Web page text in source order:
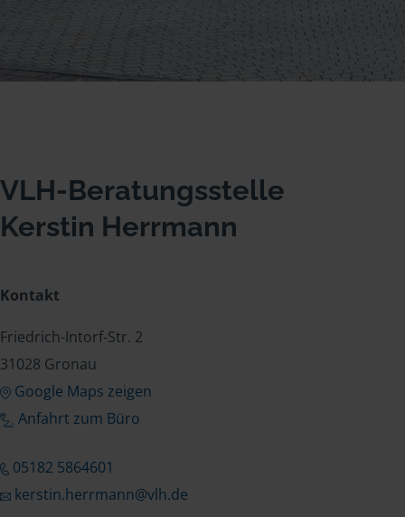
VLH-Beratungsstelle
Kerstin Herrmann
Kontakt
Friedrich-Intorf-Str. 2
31028 Gronau
Google Maps zeigen
Anfahrt zum Büro
05182 5864601
kerstin.herrmann@vlh.de